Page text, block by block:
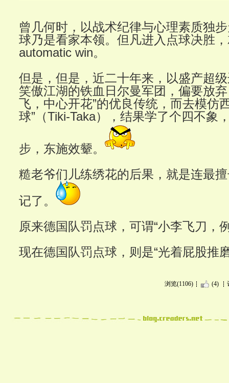
曾几何时，以战术纪律与心理素质独
球乃是看家本领。但凡进入点球决胜
automatic win。
但是，但是，近二十年来，以盛产超
笑傲江湖的铁血日尔曼军团，偏要放
飞，中心开花”的优良传统，而去模仿
球”（Tiki-Taka），结果学了个四不象
步，东施效颦。
糙老爷们儿练绣花的后果，就是连最
记了。
原来德国队罚点球，可谓“小李飞刀，
现在德国队罚点球，则是“光着屁股推
浏览(1106) (4)